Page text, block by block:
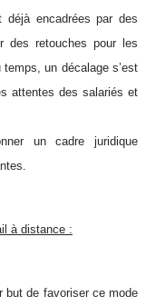
encadrées par des
des retouches pour les
un décalage s’est
attentes des salariés et
un cadre juridique
à distance :
but de favoriser ce mode